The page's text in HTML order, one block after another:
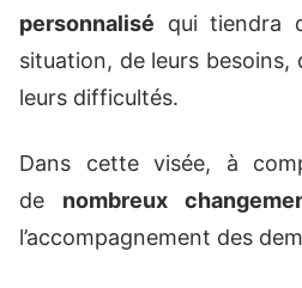
personnalisé qui tiendra
situation, de leurs
leurs difficultés.
Dans cette visée, à
de nombreux
l’accompagnement des